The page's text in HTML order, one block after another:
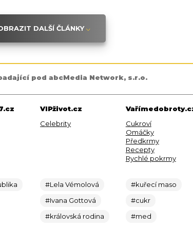
DALŠÍ ČLÁNKY
pod abcMedia Network, s.r.o.
VIPživot.cz
Celebrity
#Lela Vémolová
#Ivana Gottová
#královská rodina
Cukroví
Omáčky
Předkrmy
Recepty
Rychlé pokrmy
#kuřecí maso
#cukr
#med